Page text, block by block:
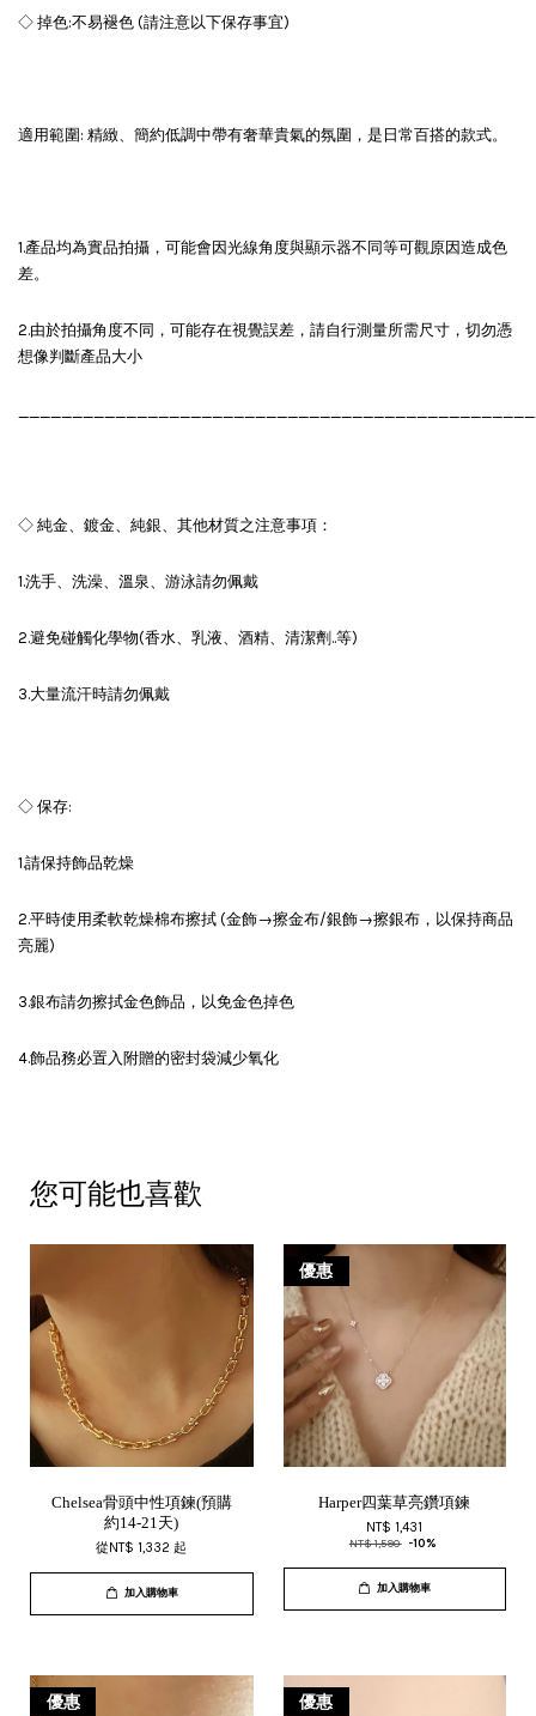
◇ 掉色:不易褪色 (請注意以下保存事宜)
適用範圍: 精緻、簡約低調中帶有奢華貴氣的氛圍，是日常百搭的款式。
1.產品均為實品拍攝，可能會因光線角度與顯示器不同等可觀原因造成色
差。
2.由於拍攝角度不同，可能存在視覺誤差，請自行測量所需尺寸，切勿憑
想像判斷產品大小
◇ 純金、鍍金、純銀、其他材質之注意事項：
1.洗手、洗澡、溫泉、游泳請勿佩戴
2.避免碰觸化學物(香水、乳液、酒精、清潔劑..等)
3.大量流汗時請勿佩戴
◇ 保存:
1.請保持飾品乾燥
2.平時使用柔軟乾燥棉布擦拭 (金飾→擦金布/銀飾→擦銀布，以保持商品
亮麗)
3.銀布請勿擦拭金色飾品，以免金色掉色
4.飾品務必置入附贈的密封袋減少氧化
您可能也喜歡
Chelsea骨頭中性項鍊(預購
約14-21天)
從NT$ 1,332起
加入購物車
優惠
Harper四葉草亮鑽項鍊
NT$ 1,431
NT$ 1,590 -10%
加入購物車
優惠 優惠